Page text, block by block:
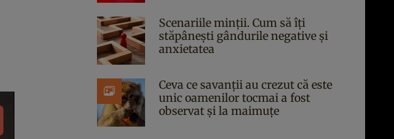
Scenariile minții. Cum să îți
stăpânești gândurile negative și
anxietatea
Ceva ce savanții au crezut că este
unic oamenilor tocmai a fost
observat și la maimuțe